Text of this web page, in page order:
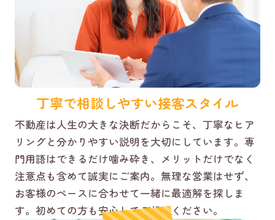
丁寧で相談しやすい接客スタイル
不動産は人生の大きな決断だからこそ、丁寧なヒア
リングと分かりやすい説明を大切にしています。専
門用語はできるだけ噛み砕き、メリットだけでなく
注意点も含めて誠実にご案内。無理な営業はせず、
お客様のペースに合わせて一緒に最適解を探しま
す。初めての方も安心してご相談ください。